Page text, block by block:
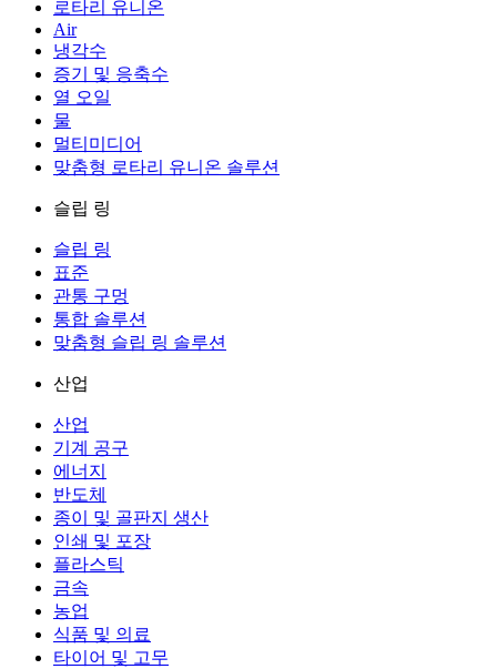
로타리 유니온
Air
냉각수
증기 및 응축수
열 오일
물
멀티미디어
맞춤형 로타리 유니온 솔루션
슬립 링
슬립 링
표준
관통 구멍
통합 솔루션
맞춤형 슬립 링 솔루션
산업
산업
기계 공구
에너지
반도체
종이 및 골판지 생산
인쇄 및 포장
플라스틱
금속
농업
식품 및 의료
타이어 및 고무